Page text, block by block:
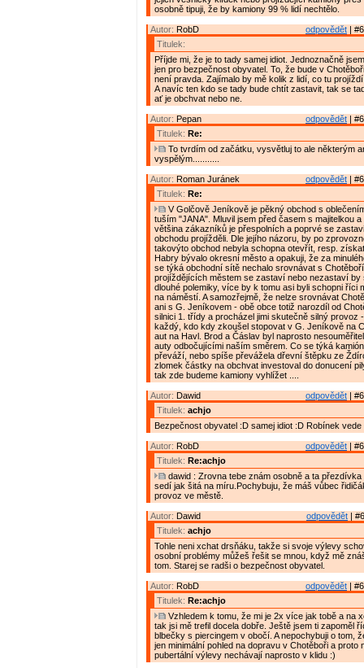
osobně tipuji, že by kamiony 99 % lidí nechtělo.
odpovědět |
Autor: RobD
Titulek:
Příjde mi, že je to tady samej idiot. Jednoznačně
jen pro bezpečnost obyvatel. To, že bude v
není pravda. Zajímalo by mě kolik z lidí, co tu
A navíc ten kdo se tady bude chtít zastavit, tak se
ať je obchvat nebo ne.
odpovědět |
Autor: Pepan
Titulek: Re:
To tvrdím od začátku, vysvětluj to ale některým
vyspělým...........
odpovědět |
Autor: Roman Juránek
Titulek: Re:
V Golčově Jeníkově je pěkný obchod s
tuším "JANA". Mluvil jsem před časem s majitelkou
většina zákazníků je přespolních a poprvé se
obchodu projížděli. Dle jejího názoru, by po
takovýto obchod nebyla schopna otevřít, resp.
Habry bývalo okresní město a opakuji, že za
se týká obchodní sítě nechalo srovnávat s
projíždějících městem se zastaví nebo nezastaví by
dlouhé polemiky, více by k tomu asi byli schopni říci
na náměstí. A samozřejmě, že nelze srovnávat
ani s G. Jeníkovem - obě obce totiž narozdíl od
silnici 1. třídy a procházel jimi skutečně silný provoz
každý, kdo kdy zkoušel stopovat v G. Jeníkově na
aut na Havl. Brod a Čáslav byl naprosto
auty odbočujícími naším směrem. Co se týká
převáží, nebo spíše převážela dřevní štěpku ze
zlomek částky na obchvat investoval do donucení
tak zde budeme kamiony vyhlížet ....
odpovědět |
Autor: Dawid
Titulek: achjo
Bezpečnost obyvatel :D samej idiot :D Robínek vede
odpovědět |
Autor: RobD
Titulek: Re:achjo
dawid : Zrovna tebe znám osobně a ta přezdívka
sedí jak šitá na míru.Pochybuju, že máš vůbec
provoz ve městě.
odpovědět |
Autor: Dawid
Titulek: achjo
Tohle neni xchat drsňáku, takže si svoje výlevy
osobní problémy můžeš řešit se mnou, když mě
tom. Starej se radši o bezpečnost obyvatel.
odpovědět |
Autor: RobD
Titulek: Re:achjo
Vzhledem k tomu, že mi je 2x více jak tobě a na
tak jsi mě trefil docela dobře. Ještě jsem ti zapoměl
blbečky s piercingem v obočí. A nepochybuji o tom,
jen minimální pohled na dopravu v Chotěboři a proto
pubertální výlevy nechávají naprosto v klidu :)